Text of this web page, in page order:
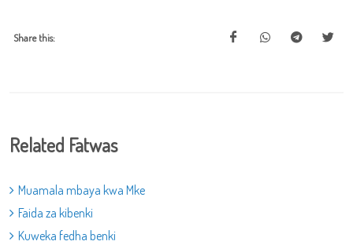
Share this:
Related Fatwas
Muamala mbaya kwa Mke
Faida za kibenki
Kuweka fedha benki